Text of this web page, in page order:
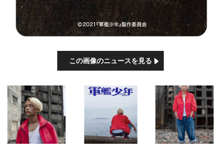
この画像のニュースを見る